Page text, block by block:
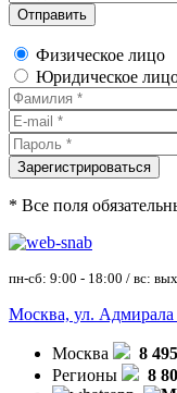
Физическое лицо
Юридическое
* Все поля
пн-сб: 9:00 - 18:00 / вс:
Москва, ул. Адмирала
Москва
8
Регионы
8